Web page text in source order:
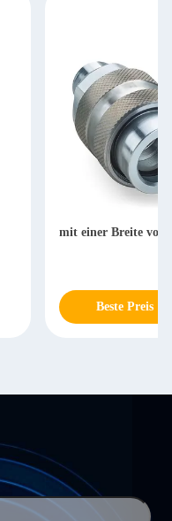
mit einer Breite von
Beste Preis